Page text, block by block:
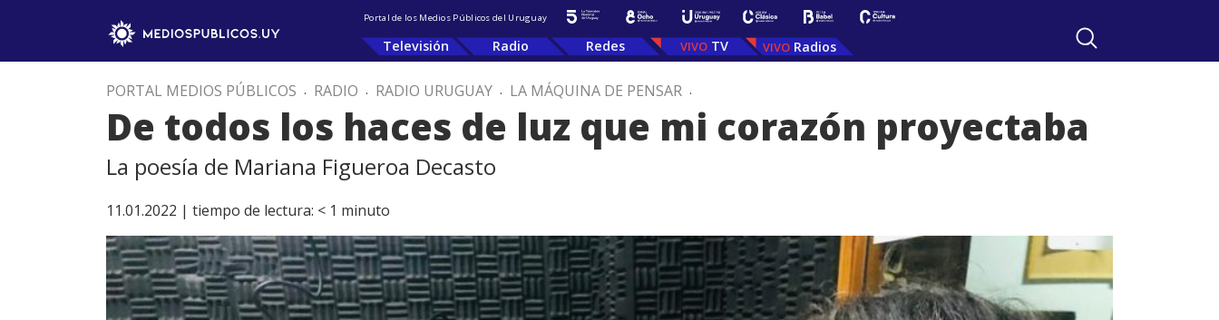
Portal de los Medios Públicos del Uruguay
Televisión Radio Redes TV Radios
PORTAL MEDIOS PÚBLICOS . RADIO . RADIO URUGUAY . LA MÁQUINA DE PENSAR .
De todos los haces de luz que mi corazón proyectaba
La poesía de Mariana Figueroa Decasto
11.01.2022 | tiempo de lectura: < 1 minuto